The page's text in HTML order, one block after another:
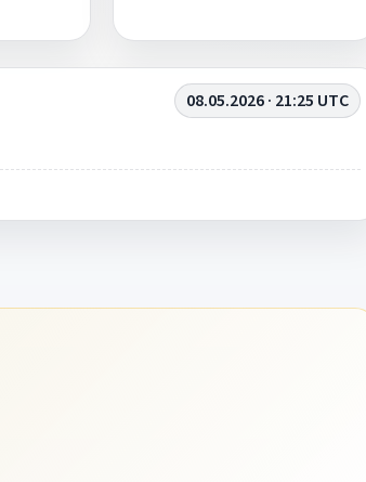
08.05.2026 · 21:25 UTC